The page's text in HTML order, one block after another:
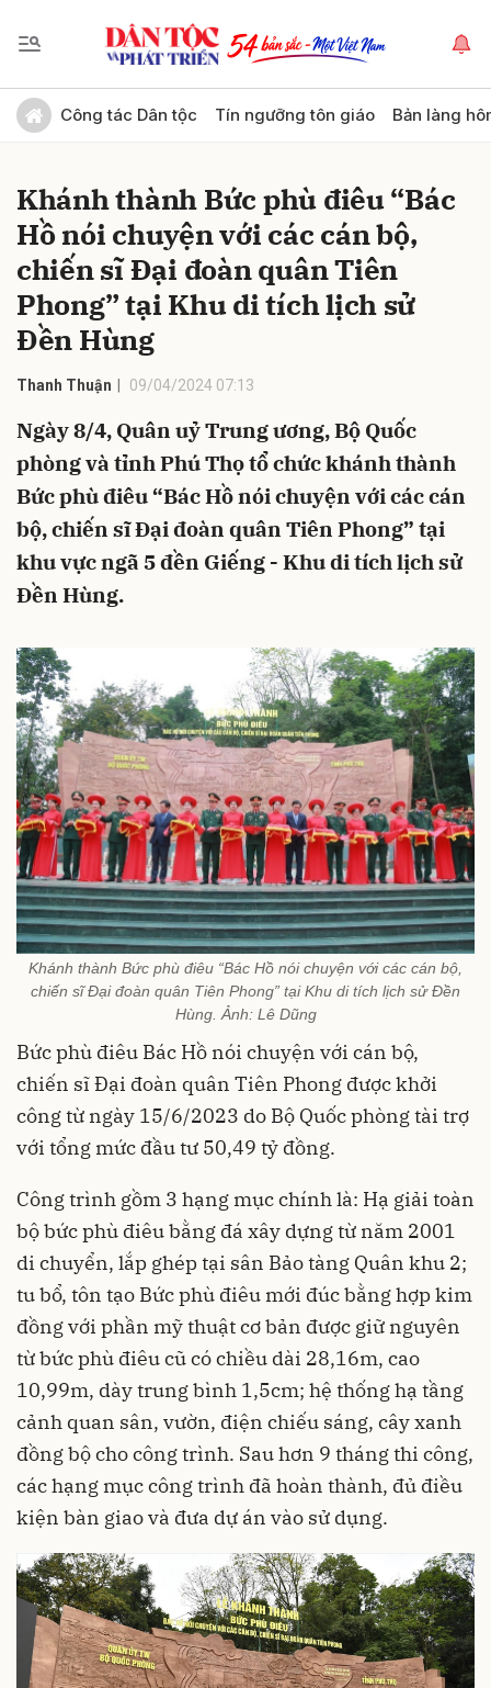
Công tác Dân tộc Tín ngưỡng tôn giáo Bản làng
Khánh thành Bức phù điêu “Bác
Hồ nói chuyện với các cán bộ,
chiến sĩ Đại đoàn quân Tiên
Phong” tại Khu di tích lịch sử
Đền Hùng
Thanh Thuận 09/04/2024 07:13
Ngày 8/4, Quân uỷ Trung ương, Bộ Quốc
phòng và tỉnh Phú Thọ tổ chức khánh thành
Bức phù điêu “Bác Hồ nói chuyện với các cán
bộ, chiến sĩ Đại đoàn quân Tiên Phong” tại
khu vực ngã 5 đền Giếng - Khu di tích lịch sử
Đền Hùng.
Khánh thành Bức phù điêu “Bác Hồ nói chuyện với các cán bộ,
chiến sĩ Đại đoàn quân Tiên Phong” tại Khu di tích lịch sử Đền
Hùng. Ảnh: Lê Dũng
Bức phù điêu Bác Hồ nói chuyện với cán bộ,
chiến sĩ Đại đoàn quân Tiên Phong được khởi
công từ ngày 15/6/2023 do Bộ Quốc phòng tài trợ
với tổng mức đầu tư 50,49 tỷ đồng.
Công trình gồm 3 hạng mục chính là: Hạ giải toàn
bộ bức phù điêu bằng đá xây dựng từ năm 2001
di chuyển, lắp ghép tại sân Bảo tàng Quân khu 2;
tu bổ, tôn tạo Bức phù điêu mới đúc bằng hợp kim
đồng với phần mỹ thuật cơ bản được giữ nguyên
từ bức phù điêu cũ có chiều dài 28,16m, cao
10,99m, dày trung bình 1,5cm; hệ thống hạ tầng
cảnh quan sân, vườn, điện chiếu sáng, cây xanh
đồng bộ cho công trình. Sau hơn 9 tháng thi công,
các hạng mục công trình đã hoàn thành, đủ điều
kiện bàn giao và đưa dự án vào sử dụng.
Gửi bình luận